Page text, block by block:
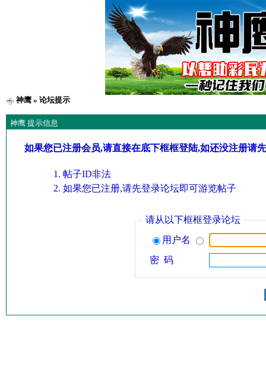
神鹰» 论坛提示
神鹰 提示信息
如果您已注册会员,请直接在底下框框登陆,如还没注册请
帖子ID非法
如果您已注册,请先登录论坛即可游览帖子
请从以下框框登录论坛
用户名
密 码